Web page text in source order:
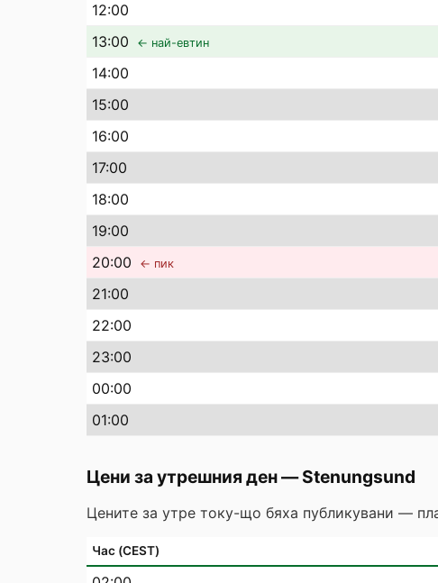
12:00
13:00 ← най-евтин
14:00
15:00
16:00
17:00
18:00
19:00
20:00 ← пик
21:00
22:00
23:00
00:00
01:00
Цени за утрешния ден—Stenungsund
Цените за утре току-що бяха публикувани —
Час (CEST)